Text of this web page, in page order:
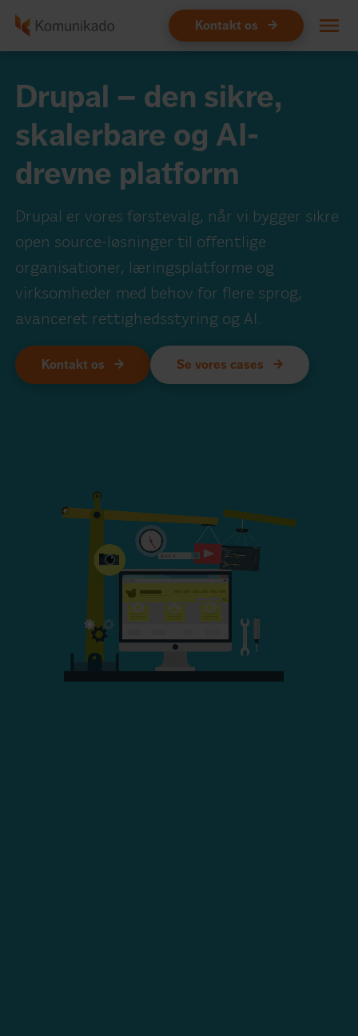
Kontakt os
Hjemmeside
Webshop
Webudvikling
Markedsføring
Drift
Om os
Drupal – den sikre,
skalerbare og AI-
drevne platform
Drupal er vores førstevalg, når vi bygger sikre
open source-løsninger til offentlige
organisationer, læringsplatforme og
virksomheder med behov for flere sprog,
avanceret rettighedsstyring og AI.
Kontakt os Se vores cases